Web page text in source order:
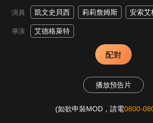
演員 凱文史貝西 莉莉詹姆斯 安索艾
導演 艾德格萊特
配對
播放預告片
(如欲申裝MOD，請電0800-